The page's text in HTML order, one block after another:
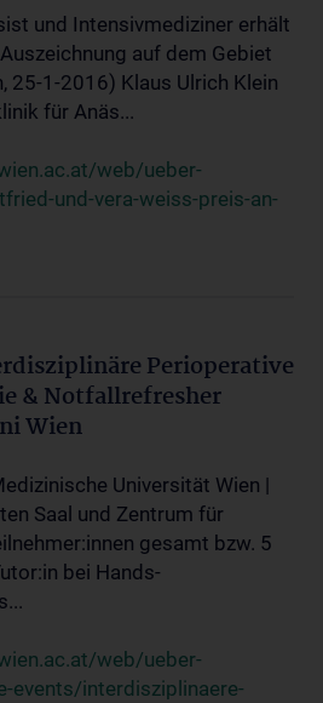
und Intensivmediziner erhält
auf dem Gebiet
25-1-2016) Klaus Ulrich Klein
für Anäs...
web/ueber-
und-vera-weiss-preis-an-
Perioperative
& Notfallrefresher
Wien
Universität Wien |
Saal und Zentrum für
gesamt bzw. 5
bei Hands-
web/ueber-
events/interdisziplinaere-